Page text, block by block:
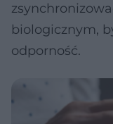
biologicznym,
odporność.